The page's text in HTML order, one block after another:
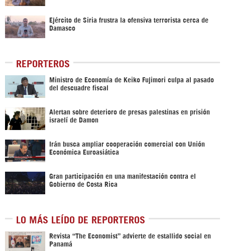
Ejército de Siria frustra la ofensiva terrorista cerca de
Damasco
REPORTEROS
Ministro de Economía de Keiko Fujimori culpa al pasado
del descuadre fiscal
Alertan sobre deterioro de presas palestinas en prisión
israelí de Damon
Irán busca ampliar cooperación comercial con Unión
Económica Euroasiática
Gran participación en una manifestación contra el
Gobierno de Costa Rica
LO MÁS LEÍDO DE REPORTEROS
Revista “The Economist” advierte de estallido social en
Panamá